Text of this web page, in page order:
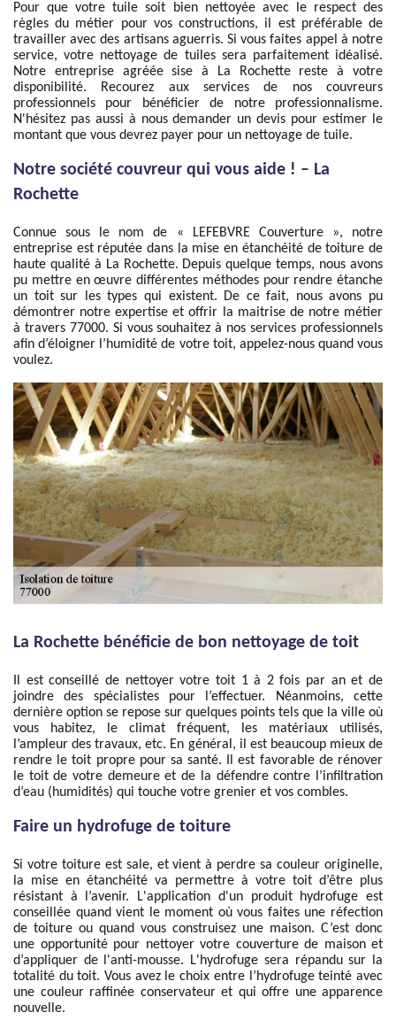
Pour que votre tuile soit bien nettoyée avec le respect des
règles du métier pour vos constructions, il est préférable de
travailler avec des artisans aguerris. Si vous faites appel à notre
service, votre nettoyage de tuiles sera parfaitement idéalisé.
Notre entreprise agréée sise à La Rochette reste à votre
disponibilité. Recourez aux services de nos couvreurs
professionnels pour bénéficier de notre professionnalisme.
N'hésitez pas aussi à nous demander un devis pour estimer le
montant que vous devrez payer pour un nettoyage de tuile.
Notre société couvreur qui vous aide ! – La
Rochette
Connue sous le nom de « LEFEBVRE Couverture », notre
entreprise est réputée dans la mise en étanchéité de toiture de
haute qualité à La Rochette. Depuis quelque temps, nous avons
pu mettre en œuvre différentes méthodes pour rendre étanche
un toit sur les types qui existent. De ce fait, nous avons pu
démontrer notre expertise et offrir la maitrise de notre métier
à travers 77000. Si vous souhaitez à nos services professionnels
afin d’éloigner l’humidité de votre toit, appelez-nous quand vous
voulez.
La Rochette bénéficie de bon nettoyage de toit
Il est conseillé de nettoyer votre toit 1 à 2 fois par an et de
joindre des spécialistes pour l’effectuer. Néanmoins, cette
dernière option se repose sur quelques points tels que la ville où
vous habitez, le climat fréquent, les matériaux utilisés,
l’ampleur des travaux, etc. En général, il est beaucoup mieux de
rendre le toit propre pour sa santé. Il est favorable de rénover
le toit de votre demeure et de la défendre contre l’infiltration
d’eau (humidités) qui touche votre grenier et vos combles.
Faire un hydrofuge de toiture
Si votre toiture est sale, et vient à perdre sa couleur originelle,
la mise en étanchéité va permettre à votre toit d’être plus
résistant à l’avenir. L'application d'un produit hydrofuge est
conseillée quand vient le moment où vous faites une réfection
de toiture ou quand vous construisez une maison. C’est donc
une opportunité pour nettoyer votre couverture de maison et
d’appliquer de l'anti-mousse. L'hydrofuge sera répandu sur la
totalité du toit. Vous avez le choix entre l’hydrofuge teinté avec
une couleur raffinée conservateur et qui offre une apparence
nouvelle.